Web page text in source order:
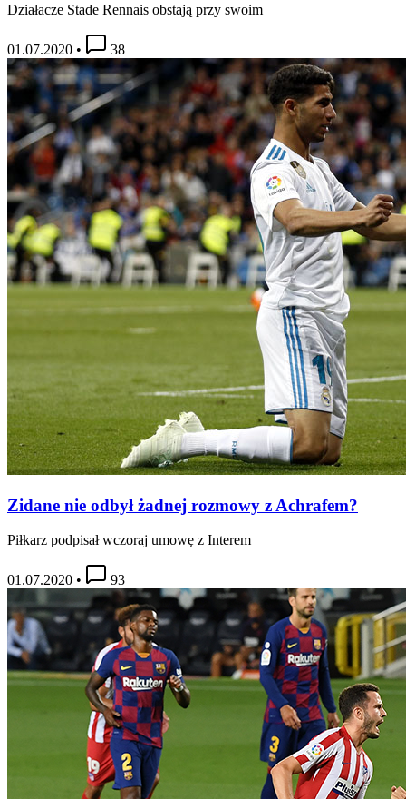
Działacze Stade Rennais obstają przy swoim
01.07.2020 • 38
Zidane nie odbył żadnej rozmowy z Achrafem?
Piłkarz podpisał wczoraj umowę z Interem
01.07.2020 • 93